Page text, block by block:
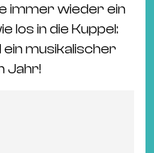
immer wieder ein
los in die Kuppel:
ein musikalischer
Jahr!